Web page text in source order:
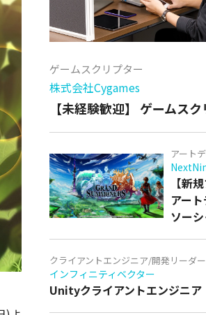
ゲームスクリプター
株式会社Cygames
【未経験歓迎】 ゲームス
アート
【新
アー
ソー
クライアントエンジニア/開発リーダー
インフィニティベクター
Unityクライアントエンジニア